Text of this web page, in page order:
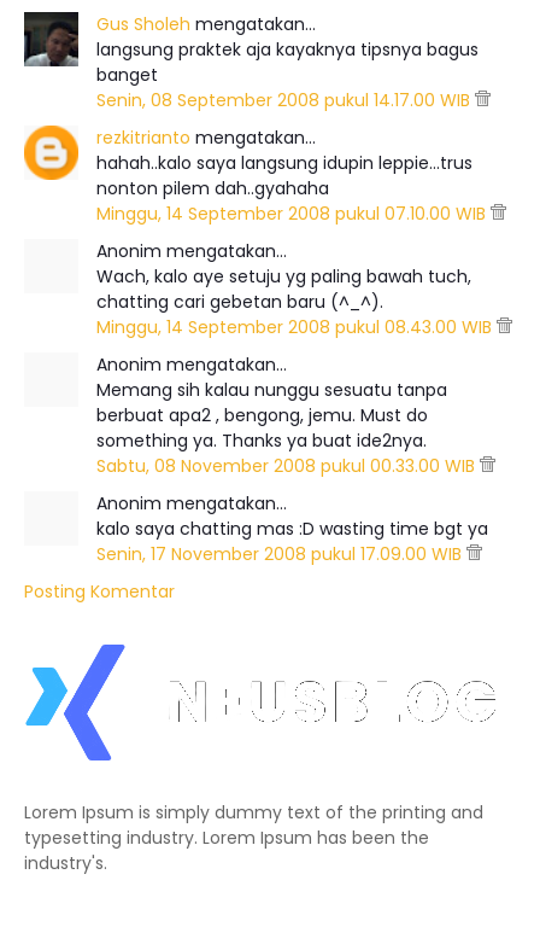
Gus Sholeh mengatakan…
langsung praktek aja kayaknya tipsnya bagus
banget
Senin, 08 September 2008 pukul 14.17.00 WIB
rezkitrianto mengatakan…
hahah..kalo saya langsung idupin leppie...trus
nonton pilem dah..gyahaha
Minggu, 14 September 2008 pukul 07.10.00 WIB
Anonim mengatakan…
Wach, kalo aye setuju yg paling bawah tuch,
chatting cari gebetan baru (^_^).
Minggu, 14 September 2008 pukul 08.43.00 WIB
Anonim mengatakan…
Memang sih kalau nunggu sesuatu tanpa
berbuat apa2 , bengong, jemu. Must do
something ya. Thanks ya buat ide2nya.
Sabtu, 08 November 2008 pukul 00.33.00 WIB
Anonim mengatakan…
kalo saya chatting mas :D wasting time bgt ya
Senin, 17 November 2008 pukul 17.09.00 WIB
Posting Komentar
Lorem Ipsum is simply dummy text of the printing and
typesetting industry. Lorem Ipsum has been the
industry's.